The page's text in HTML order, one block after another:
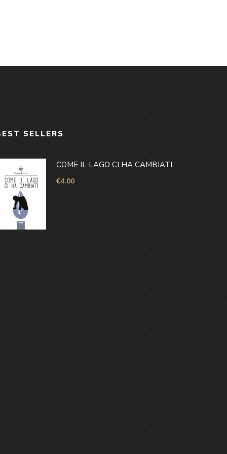
SELLERS
COME IL LAGO CI HA CAMBIATI
€4.00